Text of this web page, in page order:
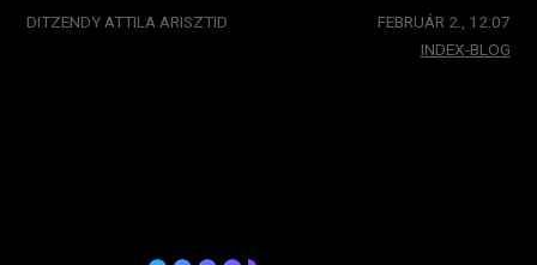
DITZENDY ATTILA ARISZTID
FEBRUÁR 2., 12:07
INDEX-BLOG